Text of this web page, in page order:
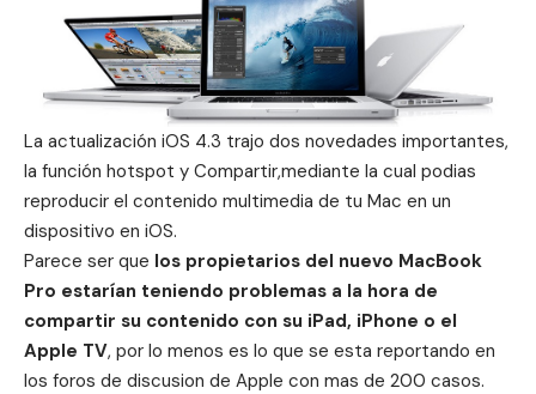
La actualización iOS 4.3 trajo dos novedades importantes,
la función hotspot y Compartir,mediante la cual podias
reproducir el contenido multimedia de tu Mac en un
dispositivo en iOS.
Parece ser que los propietarios del nuevo MacBook
Pro estarían teniendo problemas a la hora de
compartir su contenido con su iPad, iPhone o el
Apple TV, por lo menos es lo que se esta reportando en
los foros de discusion de Apple con mas de 200 casos.